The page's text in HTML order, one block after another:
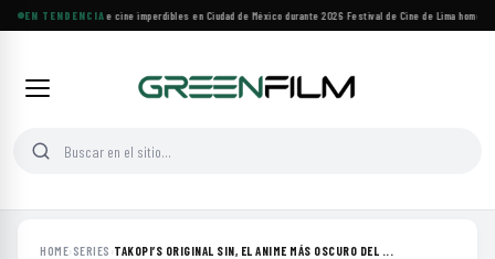
EN TENDENCIA
Cuatro festivales de cine imperdibles en Ciudad de México durante 2026·Festival de Cine de Lima
HOME› SERIES ›TAKOPI’S ORIGINAL SIN, EL ANIME MÁS OSCURO DEL ...